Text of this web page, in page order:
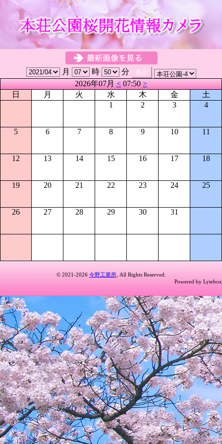
月 時
分
2026年07月<07:50>
日
月 火 水 木 金
土
1
2 3 4
5 6 7 8 9 10 11
12 13 14 15 16 17 18
19 20 21 22 23 24 25
26 27 28 29 30 31
© 2021-2026 今野工業所, All Rights Reserved.
Powered by Lytebox